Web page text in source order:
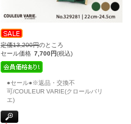
定価13,200円のところ
セール価格 7,700円(税込)
●セール●※返品・交換不
可/COULEUR VARIE(クロールバリ
エ)